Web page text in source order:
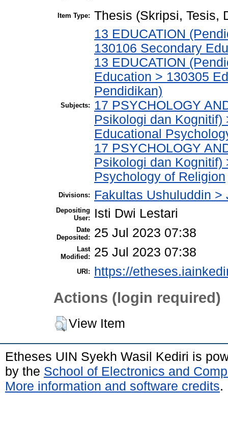
Item Type: Thesis (Skripsi, Tesis,
Subjects:
13 EDUCATION
130106 Secondary
13 EDUCATION
Education > 130305
Pendidikan)
17 PSYCHOLOGY
Psikologi dan
Educational
17 PSYCHOLOGY
Psikologi dan Kognitif)
Psychology of Religion
Divisions: Fakultas Ushuluddin
Depositing
User:
Isti Dwi Lestari
Date
Deposited:
25 Jul 2023 07:38
Last
Modified:
25 Jul 2023 07:38
URI: https://
Actions (login required)
View Item
Etheses UIN Syekh Wasil Kediri is
by the School of Electronics and
More information and software credits.